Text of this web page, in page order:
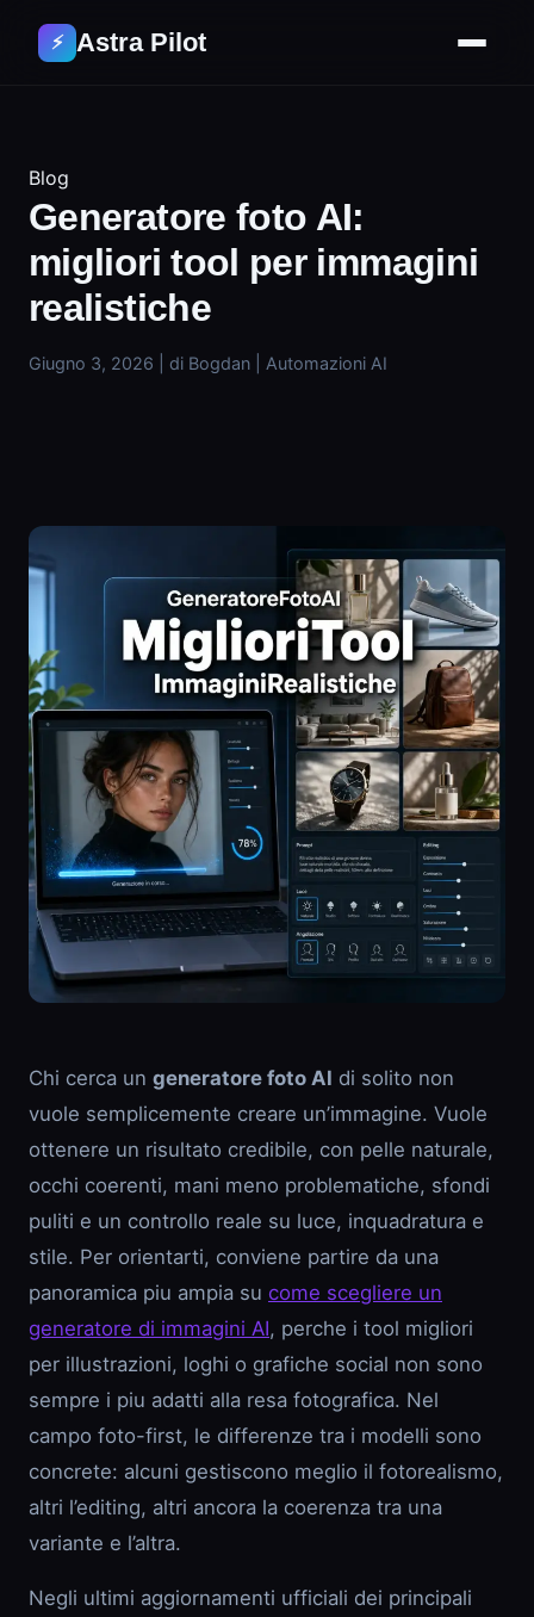
⚡ Astra Pilot
Blog
Generatore foto AI:
migliori tool per immagini
realistiche
Giugno 3, 2026 di Bogdan Automazioni AI
Chi cerca un generatore foto AI di solito non
vuole semplicemente creare un’immagine. Vuole
ottenere un risultato credibile, con pelle naturale,
occhi coerenti, mani meno problematiche, sfondi
puliti e un controllo reale su luce, inquadratura e
stile. Per orientarti, conviene partire da una
panoramica piu ampia su come scegliere un
generatore di immagini AI, perche i tool migliori
per illustrazioni, loghi o grafiche social non sono
sempre i piu adatti alla resa fotografica. Nel
campo foto-first, le differenze tra i modelli sono
concrete: alcuni gestiscono meglio il fotorealismo,
altri l’editing, altri ancora la coerenza tra una
variante e l’altra.
Negli ultimi aggiornamenti ufficiali dei principali